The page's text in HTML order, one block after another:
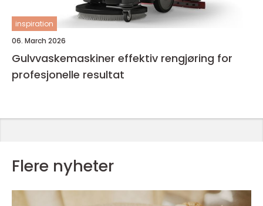
inspiration
06. March 2026
Gulvvaskemaskiner effektiv rengjøring for
profesjonelle resultat
Flere nyheter